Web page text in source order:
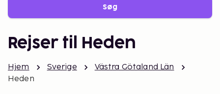
Søg
Rejser til Heden
Hjem Sverige
Västra Götaland Län
Heden